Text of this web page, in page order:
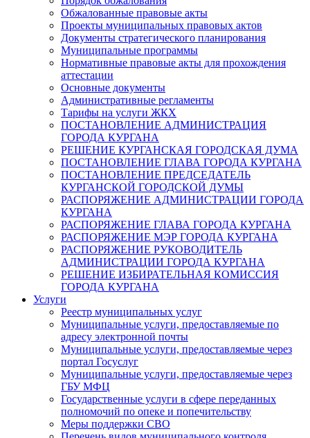
Обжалованные правовые акты
Проекты муниципальных правовых актов
Документы стратегического планирования
Муниципальные программы
Нормативные правовые акты для прохождения
аттестации
Основные документы
Административные регламенты
Тарифы на услуги ЖКХ
ПОСТАНОВЛЕНИЕ АДМИНИСТРАЦИЯ
ГОРОДА КУРГАНА
РЕШЕНИЕ КУРГАНСКАЯ ГОРОДСКАЯ ДУМА
ПОСТАНОВЛЕНИЕ ГЛАВА ГОРОДА КУРГАНА
ПОСТАНОВЛЕНИЕ ПРЕДСЕДАТЕЛЬ
КУРГАНСКОЙ ГОРОДСКОЙ ДУМЫ
РАСПОРЯЖЕНИЕ АДМИНИСТРАЦИИ ГОРОДА
КУРГАНА
РАСПОРЯЖЕНИЕ ГЛАВА ГОРОДА КУРГАНА
РАСПОРЯЖЕНИЕ МЭР ГОРОДА КУРГАНА
РАСПОРЯЖЕНИЕ РУКОВОДИТЕЛЬ
АДМИНИСТРАЦИИ ГОРОДА КУРГАНА
РЕШЕНИЕ ИЗБИРАТЕЛЬНАЯ КОМИССИЯ
ГОРОДА КУРГАНА
Услуги
Реестр муниципальных услуг
Муниципальные услуги, предоставляемые по
адресу электронной почты
Муниципальные услуги, предоставляемые через
портал Госуслуг
Муниципальные услуги, предоставляемые через
ГБУ МФЦ
Государственные услуги в сфере переданных
полномочий по опеке и попечительству
Меры поддержки СВО